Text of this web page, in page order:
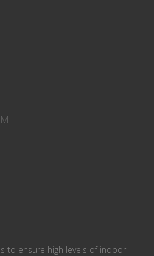
to ensure high levels of indoor